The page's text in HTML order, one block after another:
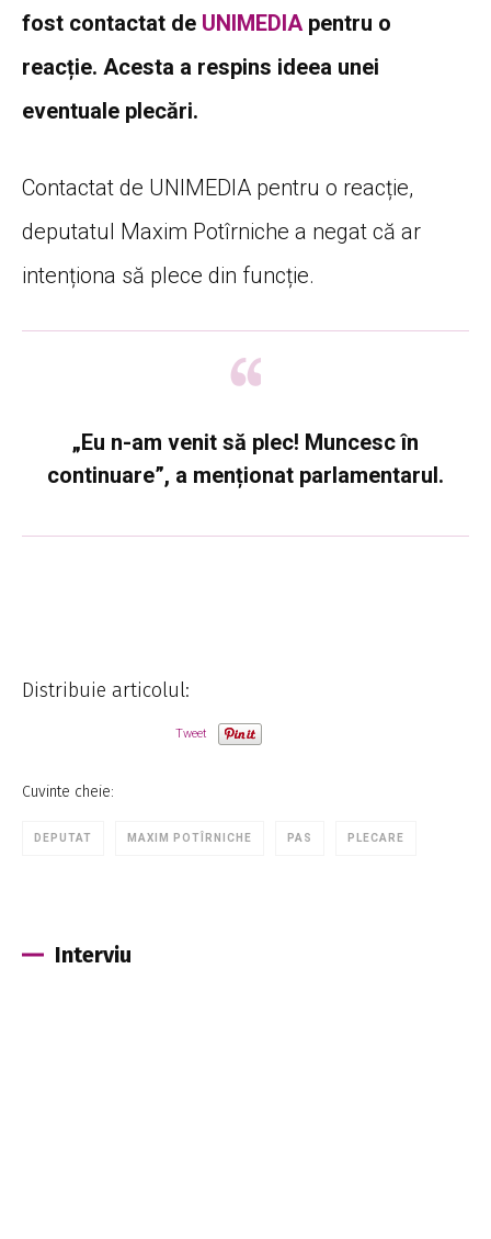
fost contactat de UNIMEDIA pentru o
reacție. Acesta a respins ideea unei
eventuale plecări.
Contactat de UNIMEDIA pentru o reacție,
deputatul Maxim Potîrniche a negat că ar
intenționa să plece din funcție.
„Eu n-am venit să plec! Muncesc în
continuare”, a menționat parlamentarul.
Distribuie articolul:
Tweet
Cuvinte cheie:
DEPUTAT MAXIM POTÎRNICHE PAS PLECARE
Interviu